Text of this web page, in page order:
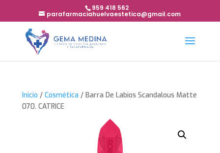
959 418 562
parafarmaciahuelvaestetica@gmail.com
Inicio / Cosmética / Barra De Labios Scandalous Matte
070. CATRICE